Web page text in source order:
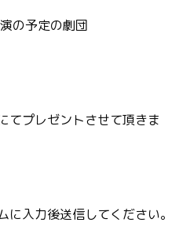
の予定の劇団
てプレゼントさせて頂きま
入力後送信してください。